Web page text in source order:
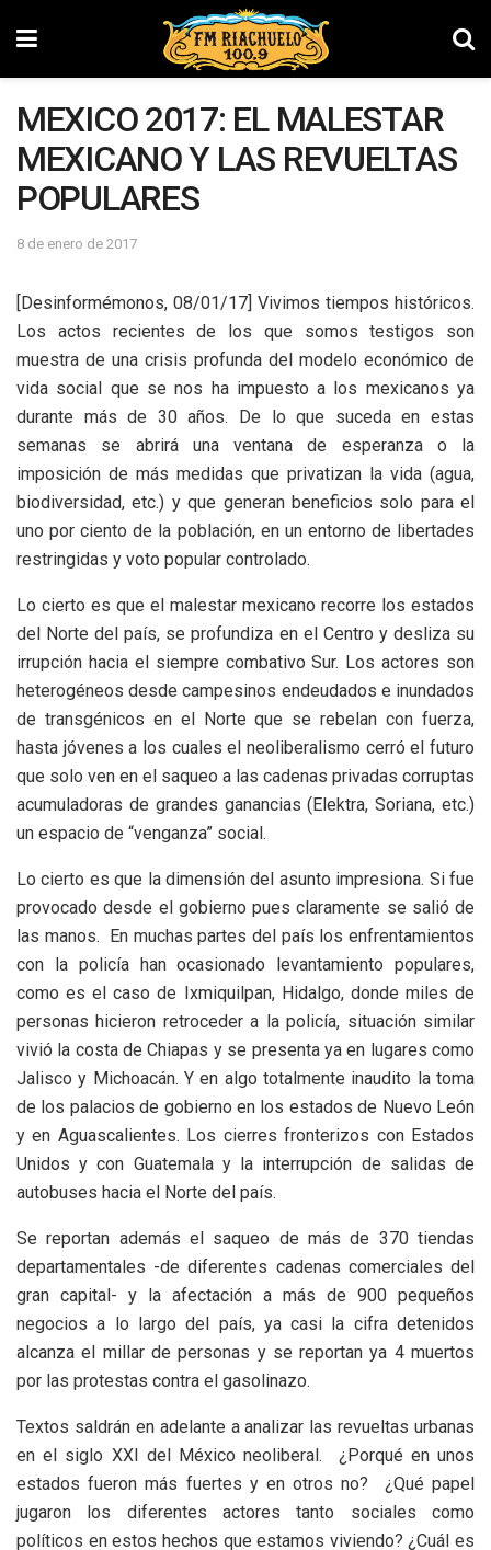
MEXICO 2017: EL MALESTAR
MEXICANO Y LAS REVUELTAS
POPULARES
8 de enero de 2017
[Desinformémonos, 08/01/17] Vivimos tiempos históricos.
Los actos recientes de los que somos testigos son
muestra de una crisis profunda del modelo económico de
vida social que se nos ha impuesto a los mexicanos ya
durante más de 30 años. De lo que suceda en estas
semanas se abrirá una ventana de esperanza o la
imposición de más medidas que privatizan la vida (agua,
biodiversidad, etc.) y que generan beneficios solo para el
uno por ciento de la población, en un entorno de libertades
restringidas y voto popular controlado.
Lo cierto es que el malestar mexicano recorre los estados
del Norte del país, se profundiza en el Centro y desliza su
irrupción hacia el siempre combativo Sur. Los actores son
heterogéneos desde campesinos endeudados e inundados
de transgénicos en el Norte que se rebelan con fuerza,
hasta jóvenes a los cuales el neoliberalismo cerró el futuro
que solo ven en el saqueo a las cadenas privadas corruptas
acumuladoras de grandes ganancias (Elektra, Soriana, etc.)
un espacio de “venganza” social.
Lo cierto es que la dimensión del asunto impresiona. Si fue
provocado desde el gobierno pues claramente se salió de
las manos. En muchas partes del país los enfrentamientos
con la policía han ocasionado levantamiento populares,
como es el caso de Ixmiquilpan, Hidalgo, donde miles de
personas hicieron retroceder a la policía, situación similar
vivió la costa de Chiapas y se presenta ya en lugares como
Jalisco y Michoacán. Y en algo totalmente inaudito la toma
de los palacios de gobierno en los estados de Nuevo León
y en Aguascalientes. Los cierres fronterizos con Estados
Unidos y con Guatemala y la interrupción de salidas de
autobuses hacia el Norte del país.
Se reportan además el saqueo de más de 370 tiendas
departamentales -de diferentes cadenas comerciales del
gran capital- y la afectación a más de 900 pequeños
negocios a lo largo del país, ya casi la cifra detenidos
alcanza el millar de personas y se reportan ya 4 muertos
por las protestas contra el gasolinazo.
Textos saldrán en adelante a analizar las revueltas urbanas
en el siglo XXI del México neoliberal. ¿Porqué en unos
estados fueron más fuertes y en otros no? ¿Qué papel
jugaron los diferentes actores tanto sociales como
políticos en estos hechos que estamos viviendo? ¿Cuál es